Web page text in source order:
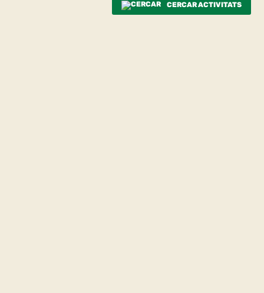
CERCAR ACTIVITATS